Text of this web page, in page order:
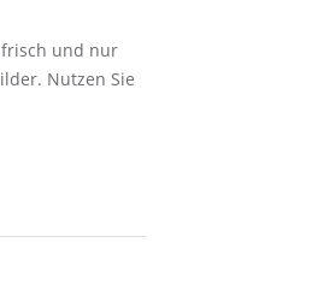
frisch und nur
Nutzen Sie